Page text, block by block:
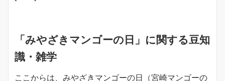
「みやざきマンゴーの日」に関する豆知
識・雑学
ここからは、みやざきマンゴーの日（宮崎マンゴーの